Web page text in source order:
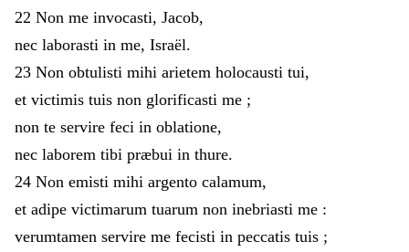
22 Non me invocasti, Jacob,
nec laborasti in me, Israël.
23 Non obtulisti mihi arietem holocausti tui,
et victimis tuis non glorificasti me ;
non te servire feci in oblatione,
nec laborem tibi præbui in thure.
24 Non emisti mihi argento calamum,
et adipe victimarum tuarum non inebriasti me :
verumtamen servire me fecisti in peccatis tuis ;